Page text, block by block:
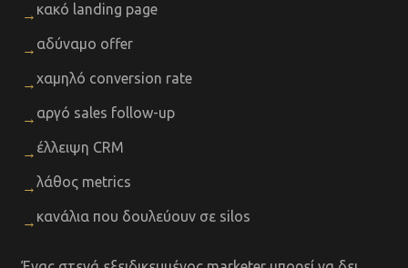
→ κακό landing page
→ αδύναμο offer
→χαμηλό conversion rate
→ αργό sales follow-up
→ έλλειψη CRM
→λάθος metrics
→ κανάλια που δουλεύουν σε silos